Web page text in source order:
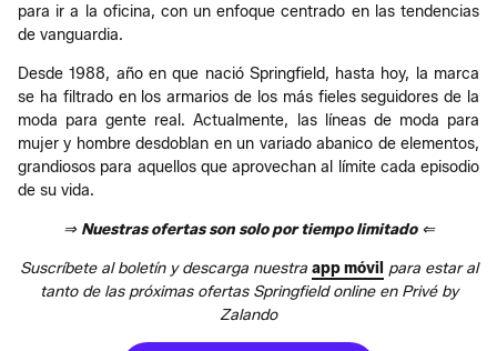
para ir a la oficina, con un enfoque centrado en las tendencias
de vanguardia.
Desde 1988, año en que nació Springfield, hasta hoy, la marca
se ha filtrado en los armarios de los más fieles seguidores de la
moda para gente real. Actualmente, las líneas de moda para
mujer y hombre desdoblan en un variado abanico de elementos,
grandiosos para aquellos que aprovechan al límite cada episodio
de su vida.
⇒ Nuestras ofertas son solo por tiempo limitado⇐
Suscríbete al boletín y descarga nuestra app móvil para estar al
tanto de las próximas ofertas Springfield online en Privé by
Zalando